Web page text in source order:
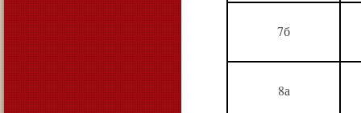
7б
8а